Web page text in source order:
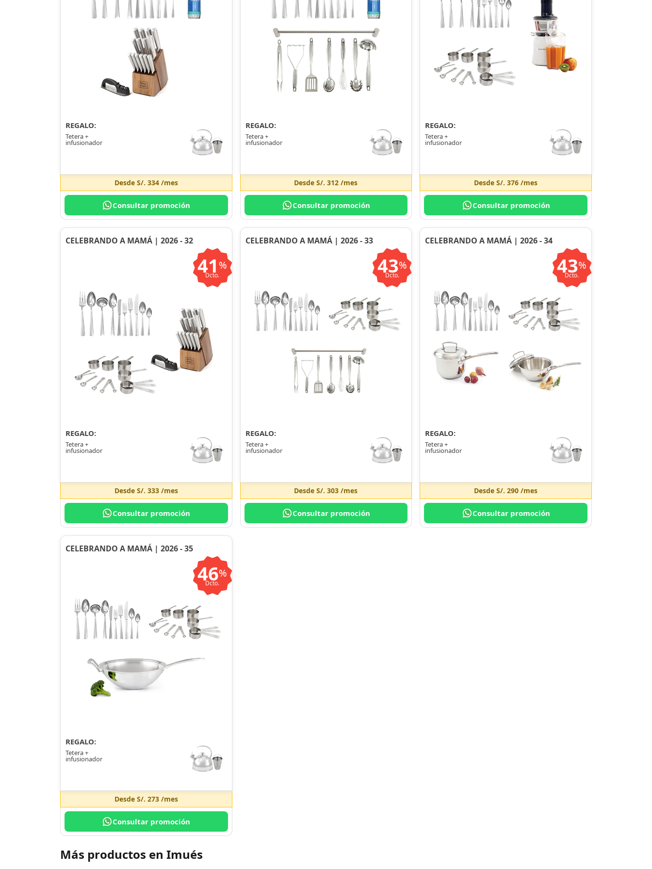
REGALO:
Tetera +
infusionador
Desde S/. 334/mes
Consultar promoción
REGALO:
Tetera +
infusionador
DesdeS/. 312 /mes
Consultar promoción
REGALO:
Tetera +
infusionador
DesdeS/. 376 /mes
Consultar promoción
CELEBRANDO A MAMÁ | 2026 - 32
41 %
Dcto.
REGALO:
Tetera +
infusionador
Desde S/. 333/mes
Consultar promoción
CELEBRANDO A MAMÁ | 2026 - 33
43%
Dcto.
REGALO:
Tetera +
infusionador
DesdeS/. 303 /mes
Consultar promoción
CELEBRANDO A MAMÁ | 2026 - 34
43%
Dcto.
REGALO:
Tetera +
infusionador
DesdeS/. 290 /mes
Consultar promoción
CELEBRANDO A MAMÁ | 2026 - 35
46%
Dcto.
REGALO:
Tetera +
infusionador
Desde S/. 273/mes
Consultar promoción
Más productos en Imués